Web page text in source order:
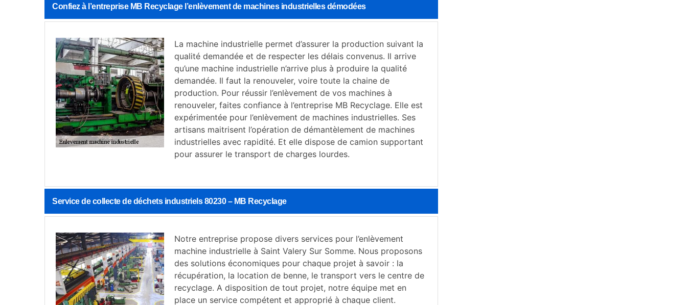
Confiez à l’entreprise MB Recyclage l’enlèvement de machines industrielles démodées
La machine industrielle permet d’assurer la production suivant la
qualité demandée et de respecter les délais convenus. Il arrive
qu’une machine industrielle n’arrive plus à produire la qualité
demandée. Il faut la renouveler, voire toute la chaine de
production. Pour réussir l’enlèvement de vos machines à
renouveler, faites confiance à l’entreprise MB Recyclage. Elle est
expérimentée pour l’enlèvement de machines industrielles. Ses
artisans maitrisent l’opération de démantèlement de machines
industrielles avec rapidité. Et elle dispose de camion supportant
pour assurer le transport de charges lourdes.
Service de collecte de déchets industriels 80230 – MB Recyclage
Notre entreprise propose divers services pour l’enlèvement
machine industrielle à Saint Valery Sur Somme. Nous proposons
des solutions économiques pour chaque projet à savoir : la
récupération, la location de benne, le transport vers le centre de
recyclage. A disposition de tout projet, notre équipe met en
place un service compétent et approprié à chaque client.